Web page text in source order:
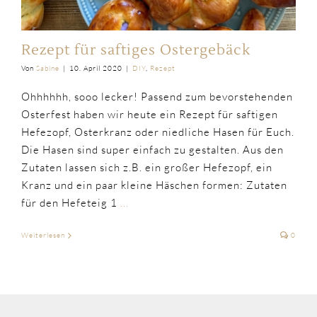
Rezept für saftiges Ostergebäck
Von Sabine | 10. April 2020 | DIY, Rezept
Ohhhhhh, sooo lecker! Passend zum bevorstehenden
Osterfest haben wir heute ein Rezept für saftigen
Hefezopf, Osterkranz oder niedliche Hasen für Euch.
Die Hasen sind super einfach zu gestalten. Aus den
Zutaten lassen sich z.B. ein großer Hefezopf, ein
Kranz und ein paar kleine Häschen formen: Zutaten
für den Hefeteig 1 ...
Weiterlesen 0